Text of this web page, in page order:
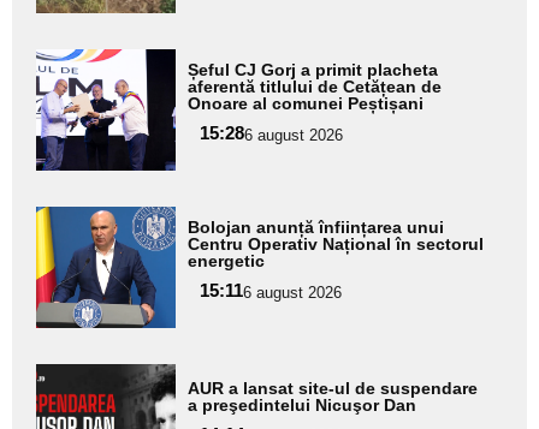
Adaugă
aici textul
pentru
subtitlu
Șeful CJ Gorj a primit placheta
aferentă titlului de Cetățean de
Onoare al comunei Peștișani
15:286 august 2026
Adaugă
aici textul
pentru
subtitlu
Bolojan anunță înființarea unui
Centru Operativ Național în sectorul
energetic
15:116 august 2026
Adaugă
aici textul
AUR a lansat site-ul de suspendare
a preşedintelui Nicuşor Dan